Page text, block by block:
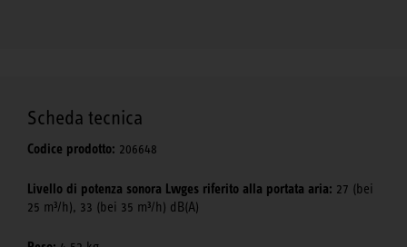
Scheda tecnica
Codice prodotto: 206648
Livello di potenza sonora Lwges riferito alla portata aria: 27 (bei
25 m³/h), 33 (bei 35 m³/h) dB(A)